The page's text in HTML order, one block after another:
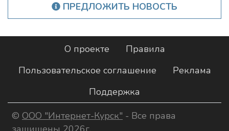
ПРЕДЛОЖИТЬ НОВОСТЬ
О проекте
Правила
Пользовательское соглашение
Реклама
Поддержка
© ООО "Интернет-Курск" - Все права